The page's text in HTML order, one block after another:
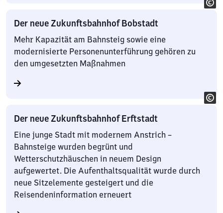
Der neue Zukunftsbahnhof Bobstadt
Mehr Kapazität am Bahnsteig sowie eine
modernisierte Personenunterführung gehören zu
den umgesetzten Maßnahmen
Der neue Zukunftsbahnhof Erftstadt
Eine junge Stadt mit modernem Anstrich –
Bahnsteige wurden begrünt und
Wetterschutzhäuschen in neuem Design
aufgewertet. Die Aufenthaltsqualität wurde durch
neue Sitzelemente gesteigert und die
Reisendeninformation erneuert